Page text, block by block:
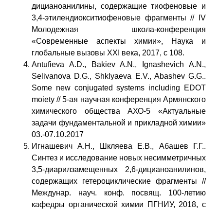
дицианоанилины, содержащие тиофеновые и
3,4-этилендиокситиофеновые фрагменты // IV
Молодежная школа-конференция
«Современные аспекты химии», Наука и
глобальные вызовы XXI века, 2017, с 108.
Antufieva A.D., Bakiev A.N., Ignashevich A.N.,
Selivanova D.G., Shklyaeva E.V., Abashev G.G..
Some new conjugated systems including EDOT
moiety // 5-ая научная конференция Армянского
химического общества АХО-5 «Актуальные
задачи фундаментальной и прикладной химии»
03.-07.10.2017
Игнашевич А.Н., Шкляева Е.В., Абашев Г.Г..
Синтез и исследование новых несимметричных
3,5-диарилзамещенных 2,6-дицианоанилинов,
содержащих гетероциклические фрагменты //
Междунар. науч. конф. посвящ. 100-летию
кафедры органической химии ПГНИУ, 2018, с